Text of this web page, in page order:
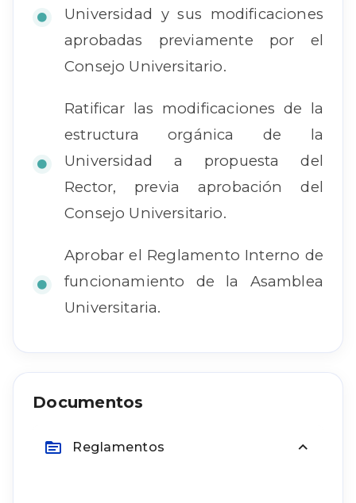
Universidad y sus modificaciones
aprobadas previamente por el
Consejo Universitario.
Ratificar las modificaciones de la
estructura orgánica de la
Universidad a propuesta del
Rector, previa aprobación del
Consejo Universitario.
Aprobar el Reglamento Interno de
funcionamiento de la Asamblea
Universitaria.
Documentos
Reglamentos